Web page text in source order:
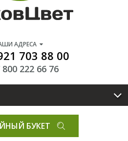
АДРЕСА
703 88 00
800 222 66 76
БУКЕТ